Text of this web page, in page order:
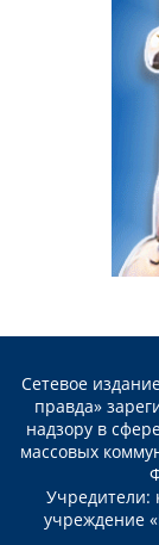
Сетевое
правда»
надзору в
массовых
Учредители:
учреждение